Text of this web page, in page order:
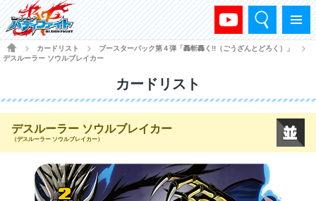
メニュー
検索
HOME
カードリスト ブースターパック第４弾「轟斬轟く!!（ごうざんとどろく）」
デスルーラー ソウルブレイカー
カードリスト
デスルーラー ソウルブレイカー
（デスルーラー ソウルブレイカー）